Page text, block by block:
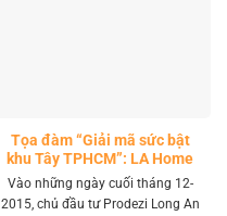
Tọa đàm “Giải mã sức bật
khu Tây TPHCM”: LA Home
khai mở tọa độ đầu tư mới
Vào những ngày cuối tháng 12-
2015, chủ đầu tư Prodezi Long An